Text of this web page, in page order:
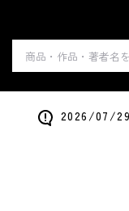
2026/07/